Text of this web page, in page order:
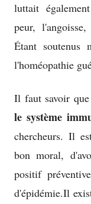
luttait
peur,
Étant soutenus
l'homéopathie
Il faut savoir que
le système
chercheurs. Il
bon moral,
positif
d'épidémie.Il